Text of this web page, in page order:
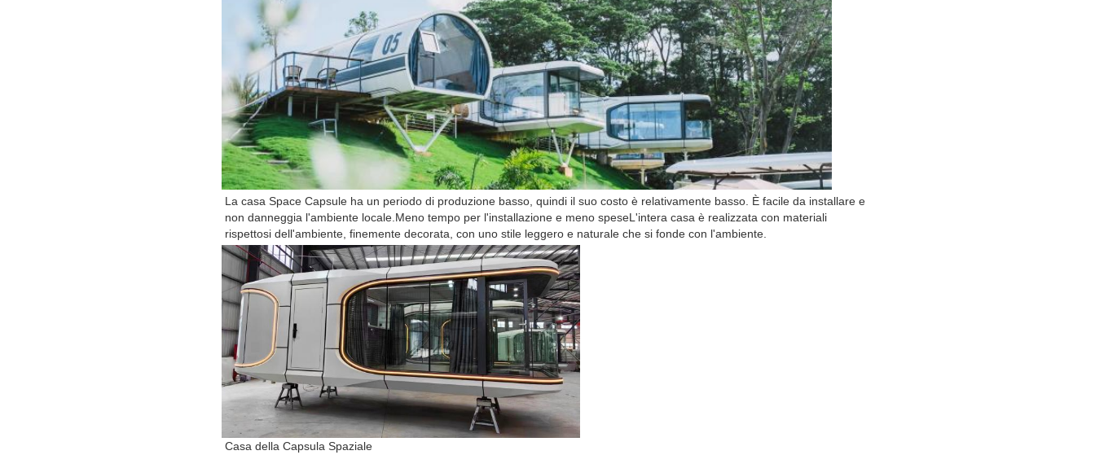
Lasciate un messaggio Ti richiameremo presto!
INVIA
La casa Space Capsule ha un periodo di produzione basso, quindi il suo costo è relativamente basso. È facile da installare e
non danneggia l'ambiente locale.Meno tempo per l'installazione e meno speseL'intera casa è realizzata con materiali
rispettosi dell'ambiente, finemente decorata, con uno stile leggero e naturale che si fonde con l'ambiente.
Casa della Capsula Spaziale